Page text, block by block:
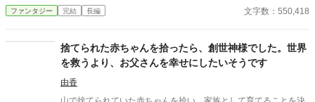
を去り、一族からは勘当も同然の扱いを受け、王からは見捨てら
れ、生きる希望を失ったカイエンはある日、浅黒い肌の赤ん坊を
れた彼に乳母を雇う余裕もない。 しかし、心優しい村人たちの
協力で何とか子育てと領主仕事をこなす事にカイエンは成功し、
おまけにカイエンは開拓村にて子育てを手伝ってくれた村娘のリ
ーリルと結婚までしてしまう。 小さな開拓村で幸せな生活を手
に入れたカイエンであるが、この幸せはカイエンに迫る困難と成
ファンタジー 完結 長編 文字数：550,418
捨てられた赤ちゃんを拾ったら、創世神様でした。世界
を救うより、お父さんを幸せにしたいそうです
由香